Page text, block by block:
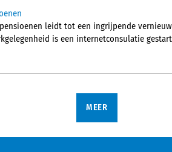
leidt tot een ingrijpende
is een internetconsulatie
MEER